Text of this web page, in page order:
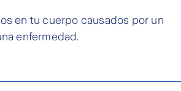
en tu cuerpo causados por un
enfermedad.